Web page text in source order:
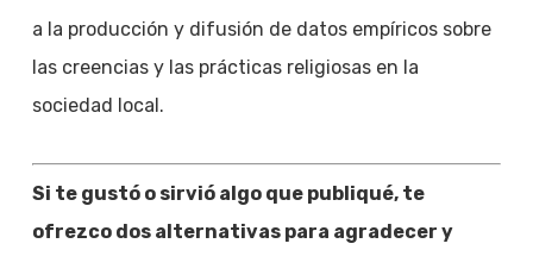
a la producción y difusión de datos empíricos sobre
las creencias y las prácticas religiosas en la
sociedad local.
Si te gustó o sirvió algo que publiqué, te
ofrezco dos alternativas para agradecer y